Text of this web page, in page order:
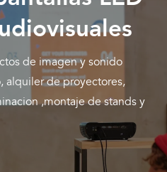
de imagen y sonido
alquiler de proyectores,
,montaje de stands y